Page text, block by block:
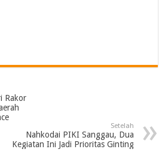
Rakor
Setelah
Nahkodai PIKI Sanggau, Dua
Kegiatan Ini Jadi Prioritas Ginting